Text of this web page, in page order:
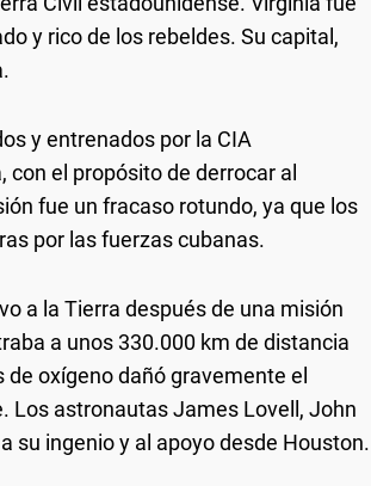
y rico de los rebeldes. Su capital,
y entrenados por la CIA
con el propósito de derrocar al
fue un fracaso rotundo, ya que los
por las fuerzas cubanas.
a la Tierra después de una misión
a unos 330.000 km de distancia
oxígeno dañó gravemente el
Los astronautas James Lovell, John
su ingenio y al apoyo desde Houston.